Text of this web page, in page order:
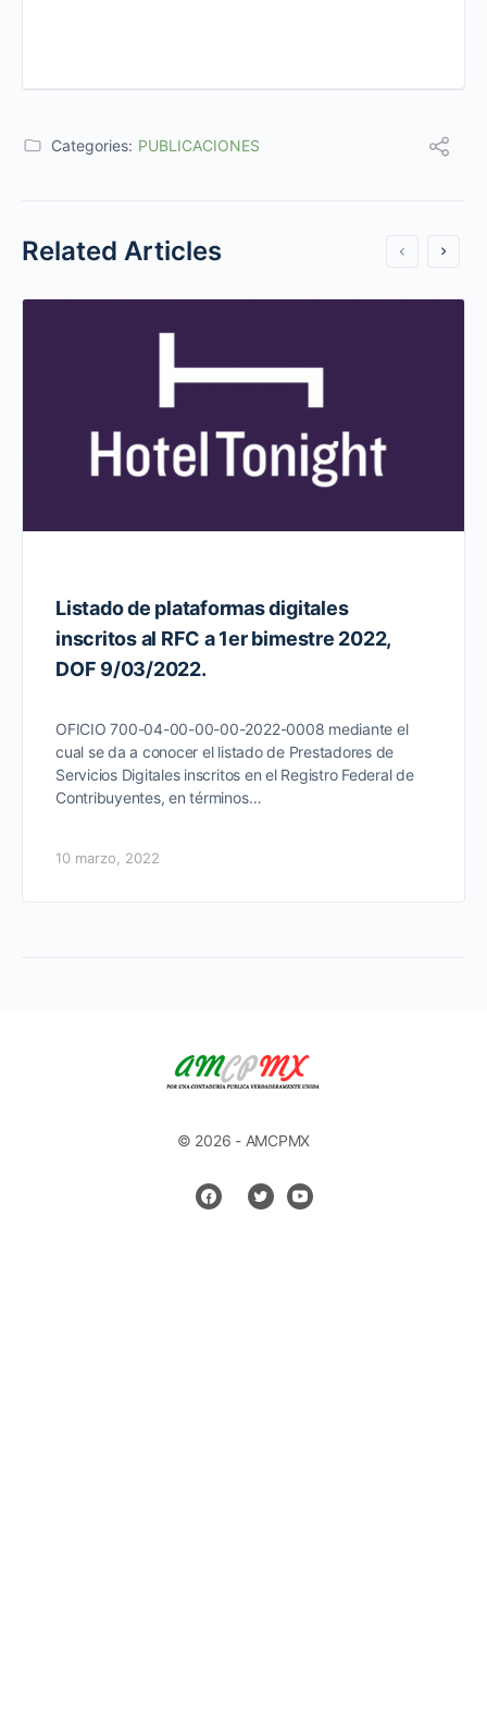
Categories: PUBLICACIONES
Related Articles
Listado de plataformas digitales
inscritos al RFC a 1er bimestre 2022,
DOF 9/03/2022.
OFICIO 700-04-00-00-00-2022-0008 mediante el
cual se da a conocer el listado de Prestadores de
Servicios Digitales inscritos en el Registro Federal de
Contribuyentes, en términos…
10 marzo, 2022
© 2026 - AMCPMX